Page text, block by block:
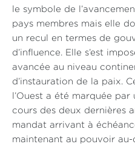
le symbole de
pays membres mais elle
un recul en termes de
d’influence. Elle s’est
avancée au niveau
d’instauration de la paix.
l’Ouest a été marquée
cours des deux dernières
mandat arrivant à
maintenant au pouvoir